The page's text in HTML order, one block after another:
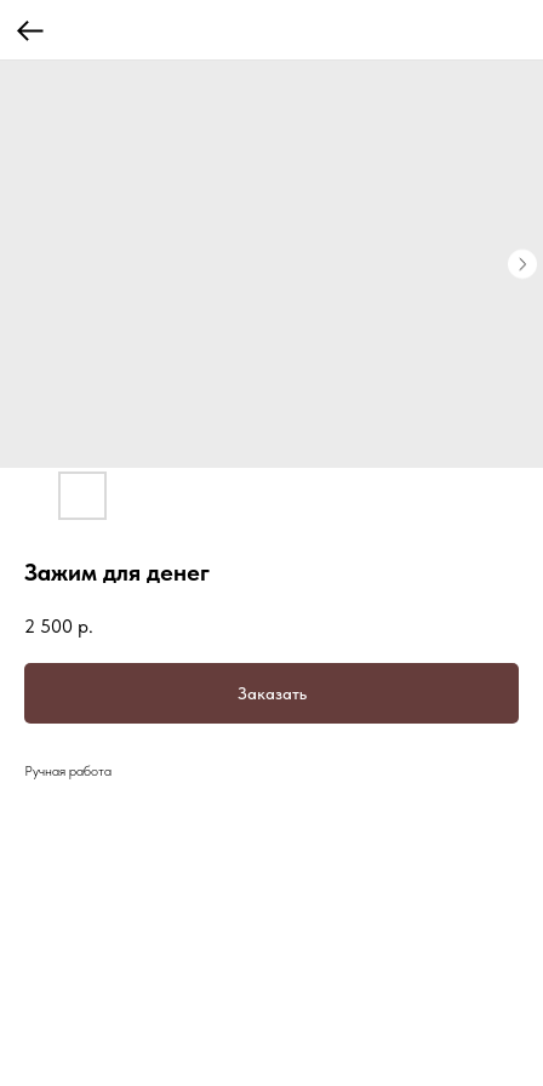
Зажим для денег
2 500 р.
Заказать
Ручная работа